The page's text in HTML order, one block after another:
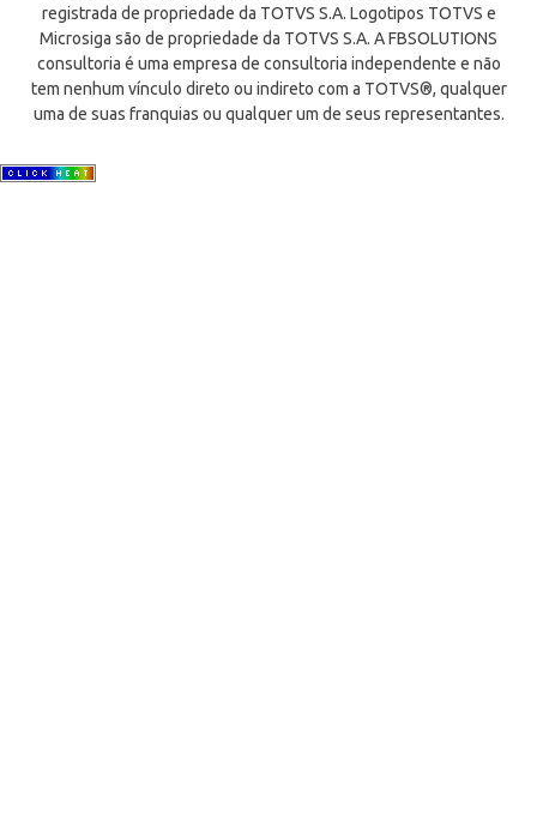
registrada de propriedade da TOTVS S.A. Logotipos TOTVS e
Microsiga são de propriedade da TOTVS S.A. A FBSOLUTIONS
consultoria é uma empresa de consultoria independente e não
tem nenhum vínculo direto ou indireto com a TOTVS®, qualquer
uma de suas franquias ou qualquer um de seus representantes.